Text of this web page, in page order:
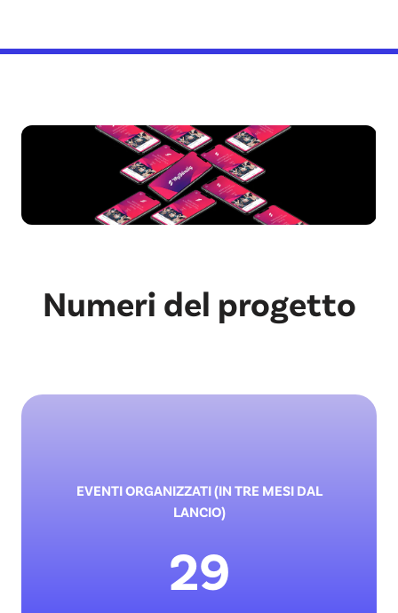
Numeri del progetto
EVENTI ORGANIZZATI (IN TRE MESI DAL
LANCIO)
29